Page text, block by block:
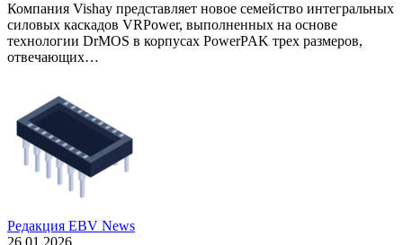
Компания Vishay представляет новое семейство интегральных
силовых каскадов VRPower, выполненных на основе
технологии DrMOS в корпусах PowerPAK трех размеров,
отвечающих…
Редакция EBV News